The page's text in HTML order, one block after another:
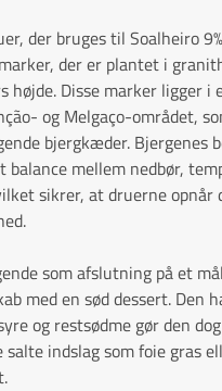
der bruges til Soalheiro
der er plantet i
højde. Disse marker ligger i
og Melgaço-området,
bjergkæder. Bjergenes
balance mellem nedbør,
sikrer, at druerne opnår
som afslutning på et
med en sød dessert. Den
og restsødme gør den
indslag som foie gras